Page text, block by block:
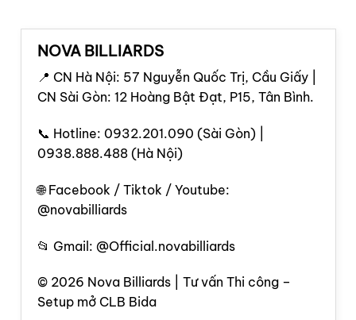
NOVA BILLIARDS
📍 CN Hà Nội: 57 Nguyễn Quốc Trị, Cầu Giấy |
CN Sài Gòn: 12 Hoàng Bật Đạt, P15, Tân Bình.
📞 Hotline: 0932.201.090 (Sài Gòn) |
0938.888.488 (Hà Nội)
🌐 Facebook / Tiktok / Youtube:
@novabilliards
📂 Gmail: @Official.novabilliards
© 2026 Nova Billiards | Tư vấn Thi công –
Setup mở CLB Bida